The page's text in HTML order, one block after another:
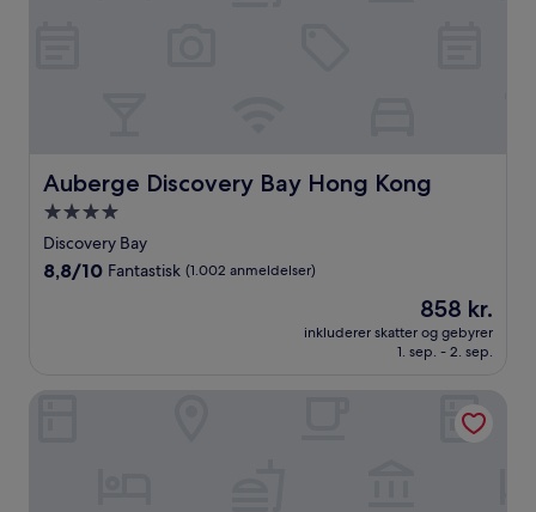
Auberge Discovery Bay Hong Kong
Auberge Discovery Bay Hong Kong
4.0-
stjernet
overnatningssted
Discovery Bay
8.8
anmeldelser)
8,8/10 Fantastisk (1.002 anmeldelser)
Prisen
er
858 kr.
858 kr.
inkluderer skatter og gebyrer
1. sep. - 2. sep.